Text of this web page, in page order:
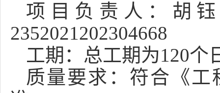
项目负责人：胡
2352021202304668
工期：总工期为120个
质量要求： 符合《工